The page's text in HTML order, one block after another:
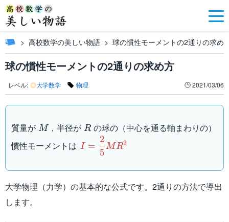
高校数学の美しい物語 球の慣性モーメントの2通りの求め
球の慣性モーメントの2通りの求め方
レベル: ◎大学数学 物理 2021/03/06
質量が M
M ，半径が R
Rの球の（中心を通る軸まわりの）
慣性モーメントは I=\dfrac{2}
{5}MR^2
I =
5
2
MR2
大学物理（力学）の基本的な公式です。2通りの方法で導出
します。